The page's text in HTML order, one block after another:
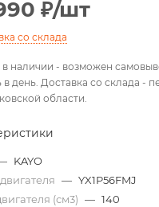
₽/шт
со склада
в наличии - возможен
в день. Доставка со склада -
области.
KAYO
— YX1P56FMJ
(см3) — 140